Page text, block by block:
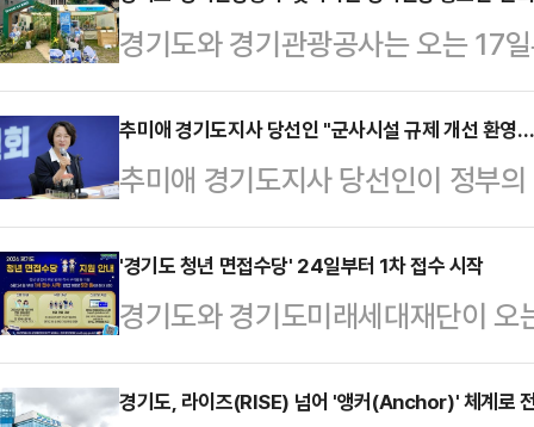
경기도와 경기관광공사는 오는 17
'지역관광안테나숍'에서 열리는 '로
월까지 '2026 찾아가는 경기관광
혔다.올해는 많은 관광객들이 방문
(9.18~20)', '양주 천일홍 축제
(10.16~22)' 등 전국 주요 축제 및
계획이다. 자세한 홍보관 운영 일
추미애 경기도지사 당선인 "군사시설 규제 개선 환영
추미애 경기도지사 당선인이 정부
역' 등 군사시설 규제 개선 조치에
기북부 대전환’을 추진하겠다고 선
통해 "그동안 경기 북부 도민의 일
해 온 군사시설 규제 완화를 경기도
치는 경기 북부가 오랜 한계를 넘어
'경기도 청년 면접수당' 24일부터 1차 접수 시작
경기도와 경기도미래세대재단이
기도 청년 면접수당' 1차 모집을 진
면접비용 부담을 완화하고, 적극적
경기도, 라이즈(RISE) 넘어 '앵커(Anchor)' 체계로